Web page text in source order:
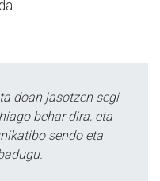
doan jasotzen segi
behar dira, eta
sendo eta